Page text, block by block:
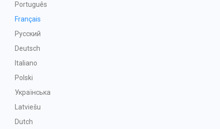
Português
Français
Русский
Deutsch
Italiano
Polski
Українська
Latviešu
Dutch